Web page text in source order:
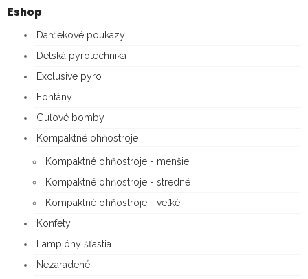
Eshop
Darčekové poukazy
Detská pyrotechnika
Exclusive pyro
Fontány
Guľové bomby
Kompaktné ohňostroje
Kompaktné ohňostroje - menšie
Kompaktné ohňostroje - stredné
Kompaktné ohňostroje - veľké
Konfety
Lampióny šťastia
Nezaradené